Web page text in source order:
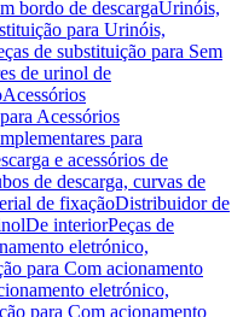
bordo de descargaUrinóis,
para Urinóis,
de substituição para Sem
de urinol de
Acessórios
Acessórios
para
e acessórios de
de descarga, curvas de
de fixaçãoDistribuidor de
De interiorPeças de
eletrónico,
para Com acionamento
eletrónico,
para Com acionamento